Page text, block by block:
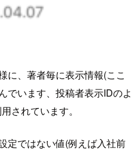
に、著者毎に表示情報(ここ
でいます、投稿者表示IDのよ
されています。
定ではない値(例えば入社前